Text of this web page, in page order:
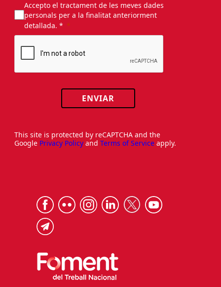
Accepto el tractament de les meves dades
personals per a la finalitat anteriorment
detallada. *
ENVIAR
This site is protected by reCAPTCHA and the
Google Privacy Policy and Terms of Service apply.